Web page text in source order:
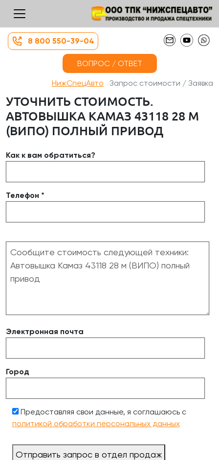
8 800 550-39-04
ВОПРОС / ОТВЕТ
НижСпецАвто Запрос стоимости / Заявка
УТОЧНИТЬ СТОИМОСТЬ.
АВТОВЫШКА КАМАЗ 43118 28 М
(ВИПО) ПОЛНЫЙ ПРИВОД
Как к вам обратиться?
Телефон *
Электронная почта
Город
Предоставляя свои данные, я соглашаюсь с
политикой обработки персональных данных
Отправить запрос в отдел продаж